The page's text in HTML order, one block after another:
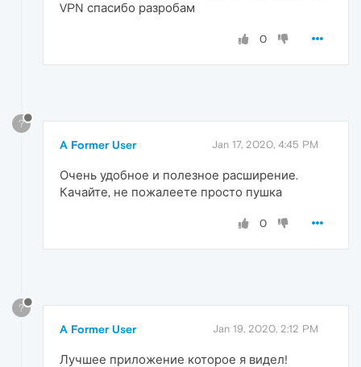
VPN спасибо разробам
0
?
A Former User Jan 17, 2020, 4:45 PM
Очень удобное и полезное расширение.
Качайте, не пожалеете просто пушка
0
?
A Former User Jan 19, 2020, 2:12 PM
Лучшее приложение которое я видел!